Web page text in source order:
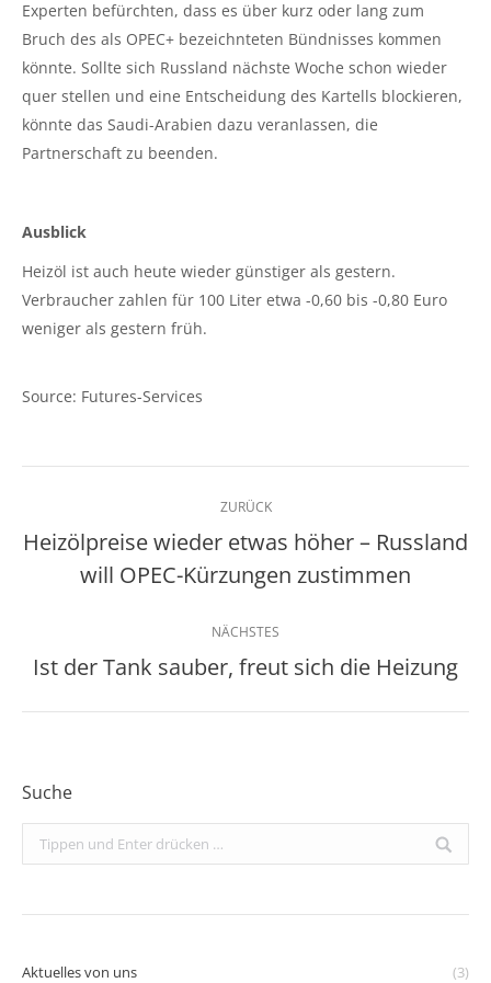
Experten befürchten, dass es über kurz oder lang zum
Bruch des als OPEC+ bezeichnteten Bündnisses kommen
könnte. Sollte sich Russland nächste Woche schon wieder
quer stellen und eine Entscheidung des Kartells blockieren,
könnte das Saudi-Arabien dazu veranlassen, die
Partnerschaft zu beenden.
Ausblick
Heizöl ist auch heute wieder günstiger als gestern.
Verbraucher zahlen für 100 Liter etwa -0,60 bis -0,80 Euro
weniger als gestern früh.
Source: Futures-Services
Kommentarnavigation
ZURÜCK
Vorheriger
Beitrag:
Heizölpreise wieder etwas höher – Russland
will OPEC-Kürzungen zustimmen
NÄCHSTES
Nächster
Ist der Tank sauber, freut sich die Heizung
Suche
Search:
Aktuelles von uns
(3)